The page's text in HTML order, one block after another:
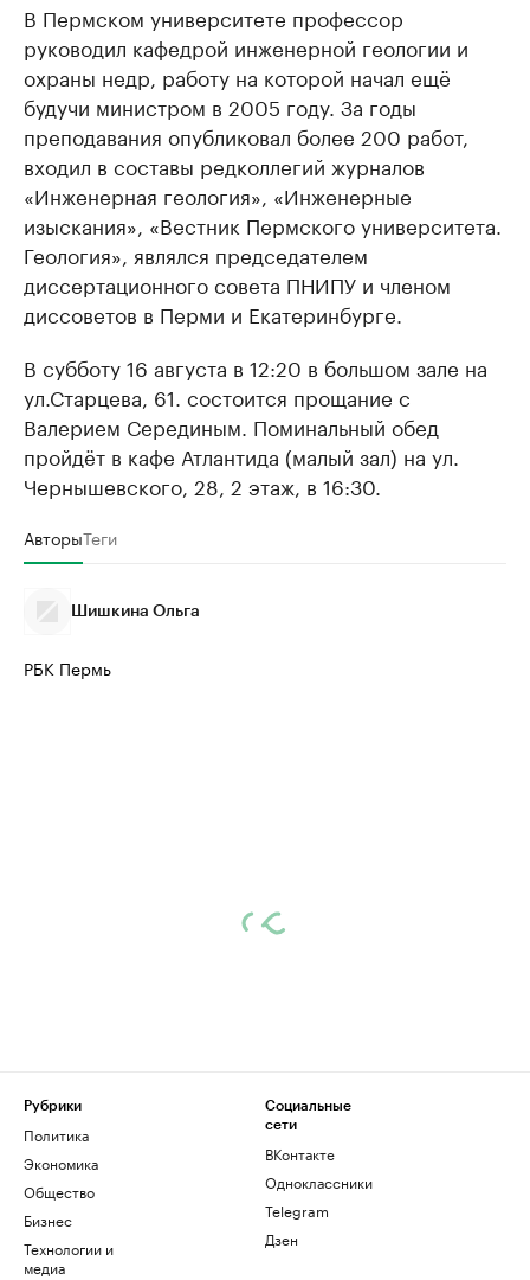
В Пермском университете профессор
руководил кафедрой инженерной геологии и
охраны недр, работу на которой начал ещё
будучи министром в 2005 году. За годы
преподавания опубликовал более 200 работ,
входил в составы редколлегий журналов
«Инженерная геология», «Инженерные
изыскания», «Вестник Пермского университета.
Геология», являлся председателем
диссертационного совета ПНИПУ и членом
диссоветов в Перми и Екатеринбурге.
В субботу 16 августа в 12:20 в большом зале на
ул.Старцева, 61. состоится прощание с
Валерием Серединым. Поминальный обед
пройдёт в кафе Атлантида (малый зал) на ул.
Чернышевского, 28, 2 этаж, в 16:30.
АвторыТеги
Шишкина Ольга
РБК Пермь
Рубрики
Политика
Экономика
Общество
Бизнес
Технологии и
медиа
Социальные
сети
ВКонтакте
Одноклассники
Telegram
Дзен